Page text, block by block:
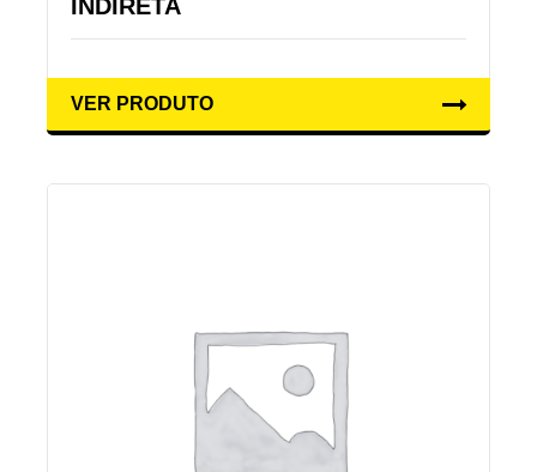
INDIRETA
VER PRODUTO